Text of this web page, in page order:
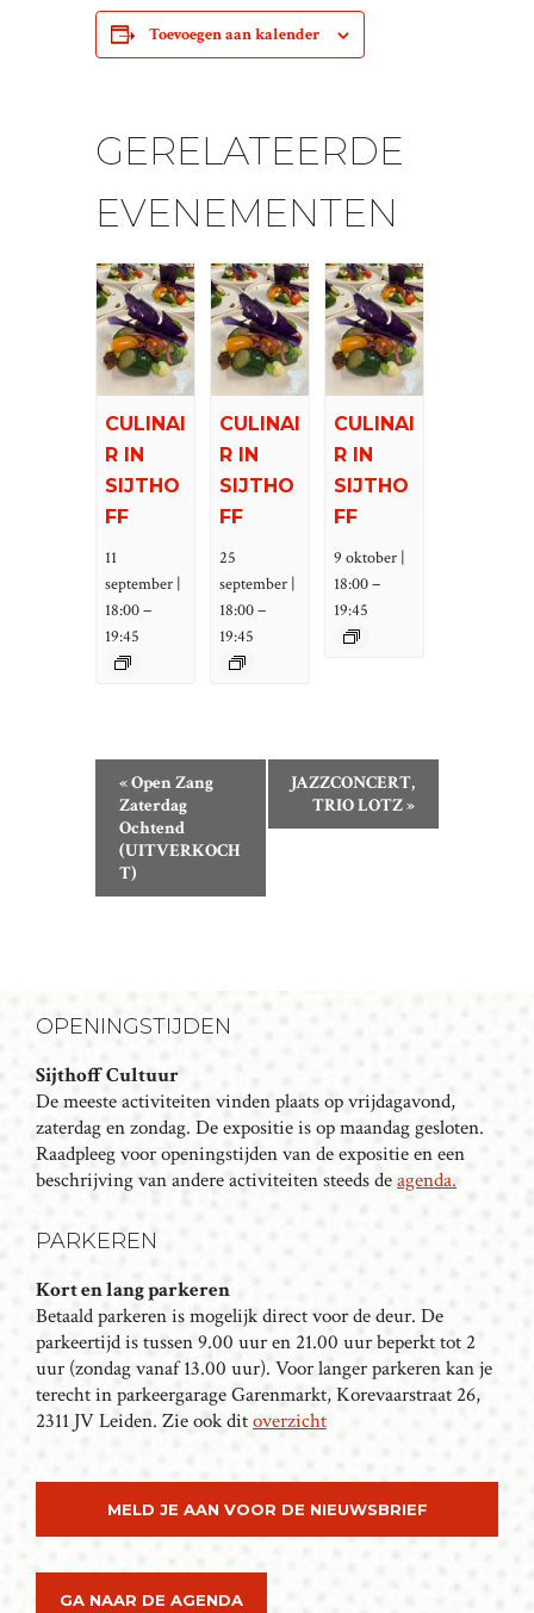
Toevoegen aan kalender
GERELATEERDE
EVENEMENTEN
CULINAI
R IN
SIJTHO
FF
11
september |
18:00–
19:45
CULINAI
R IN
SIJTHO
FF
25
september |
18:00–
19:45
CULINAI
R IN
SIJTHO
FF
9 oktober |
18:00–
19:45
E
T
A
V
I
G
T
E
«Open Zang
Zaterdag
Ochtend
(UITVERKOCH
T)
JAZZCONCERT,
TRIO LOTZ»
OPENINGSTIJDEN
Sijthoff Cultuur
De meeste activiteiten vinden plaats op vrijdagavond,
zaterdag en zondag. De expositie is op maandag gesloten.
Raadpleeg voor openingstijden van de expositie en een
beschrijving van andere activiteiten steeds deagenda.
PARKEREN
Kort en lang parkeren
Betaald parkeren is mogelijk direct voor de deur. De
parkeertijd is tussen 9.00 uur en 21.00 uur beperkt tot 2
uur (zondag vanaf 13.00 uur). Voor langer parkeren kan je
terecht in parkeergarage Garenmarkt, Korevaarstraat 26,
2311 JV Leiden. Zie ook ditoverzicht
MELD JE AAN VOOR DE NIEUWSBRIEF
GA NAAR DE AGENDA